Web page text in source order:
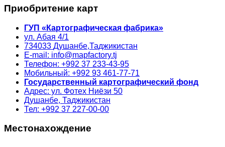
Приобритение карт
ГУП «Картографическая фабрика»
ул. Абая 4/1
734033 Душанбе,Таджикистан
E-mail: info@mapfactory.tj
Телефон: +992 37 233-43-95
Мобильный: +992 93 461-77-71
Государственный картографический фонд
Адрес: ул. Фотех Ниёзи 50
Душанбе, Таджикистан
Тел: +992 37 227-00-00
Местонахождение